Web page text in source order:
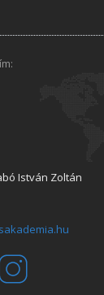
István Zoltán